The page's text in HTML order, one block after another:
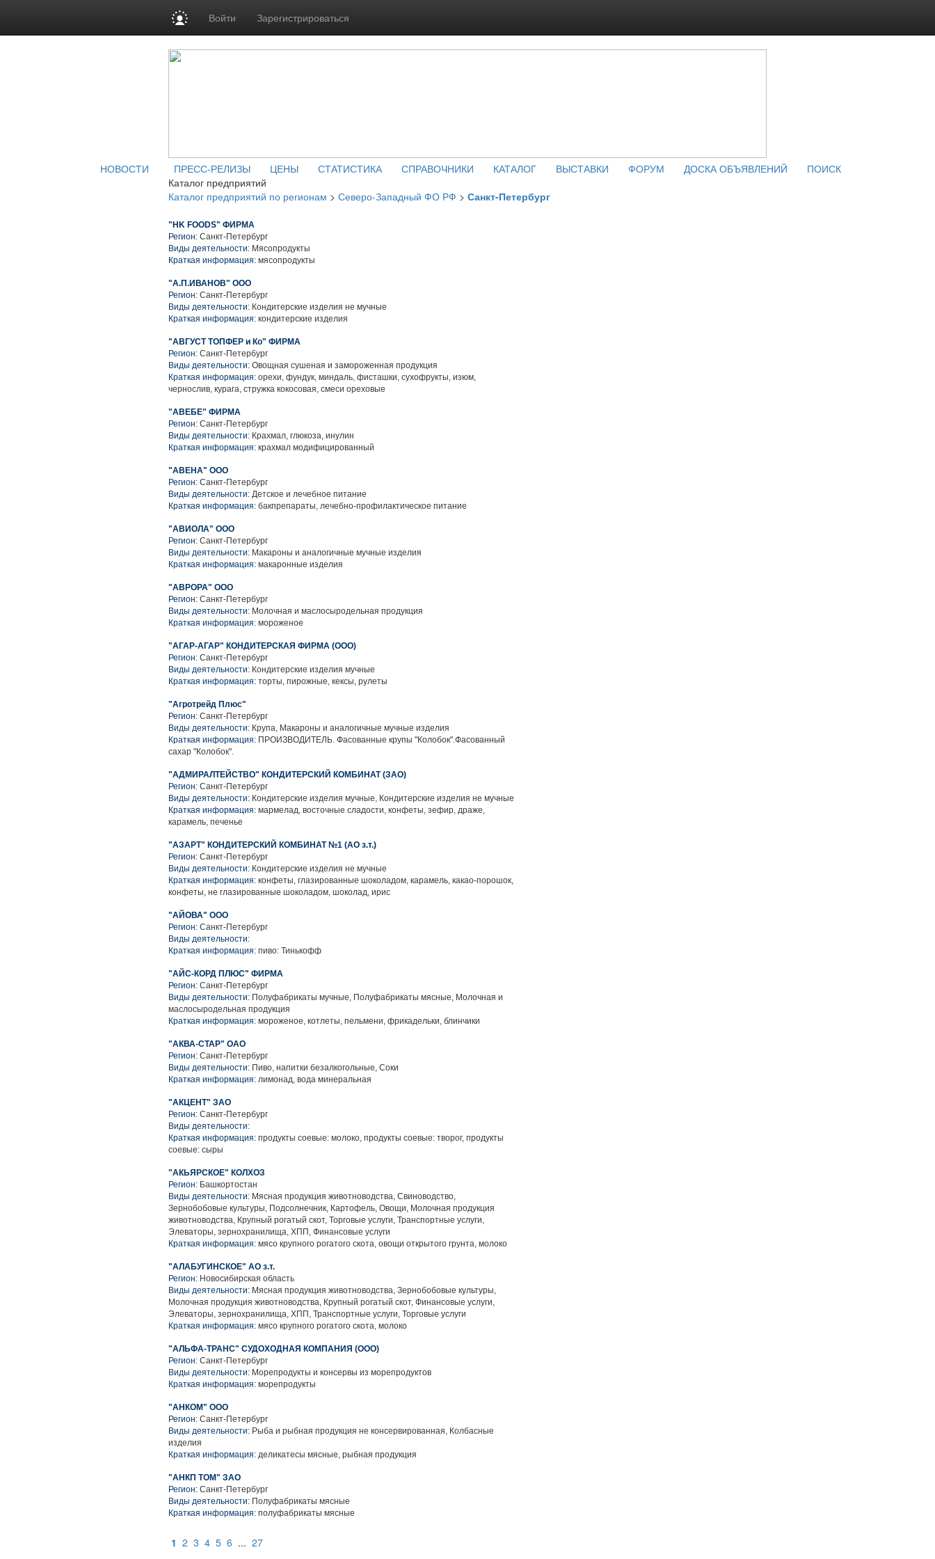
Войти Зарегистрироваться
НОВОСТИ ПРЕСС-РЕЛИЗЫ ЦЕНЫ СТАТИСТИКА СПРАВОЧНИКИ КАТАЛОГ ВЫСТАВКИ ФОРУМ ДОСКА ОБЪЯВЛЕНИЙ
ПОИСК
Каталог предприятий
Каталог предприятий по регионам > Северо-Западный ФО РФ > Санкт-Петербург
"HK FOODS" ФИРМА
Регион: Санкт-Петербург
Виды деятельности: Мясопродукты
Краткая информация: мясопродукты
"А.П.ИВАНОВ" ООО
Регион: Санкт-Петербург
Виды деятельности: Кондитерские изделия не мучные
Краткая информация: кондитерские изделия
"АВГУСТ ТОПФЕР и Ко" ФИРМА
Регион: Санкт-Петербург
Виды деятельности: Овощная сушеная и замороженная продукция
Краткая информация: орехи, фундук, миндаль, фисташки, сухофрукты, изюм,
чернослив, курага, стружка кокосовая, смеси ореховые
"АВЕБЕ" ФИРМА
Регион: Санкт-Петербург
Виды деятельности: Крахмал, глюкоза, инулин
Краткая информация: крахмал модифицированный
"АВЕНА" ООО
Регион: Санкт-Петербург
Виды деятельности: Детское и лечебное питание
Краткая информация: бакпрепараты, лечебно-профилактическое питание
"АВИОЛА" ООО
Регион: Санкт-Петербург
Виды деятельности: Макароны и аналогичные мучные изделия
Краткая информация: макаронные изделия
"АВРОРА" ООО
Регион: Санкт-Петербург
Виды деятельности: Молочная и маслосыродельная продукция
Краткая информация: мороженое
"АГАР-АГАР" КОНДИТЕРСКАЯ ФИРМА (ООО)
Регион: Санкт-Петербург
Виды деятельности: Кондитерские изделия мучные
Краткая информация: торты, пирожные, кексы, рулеты
"Агротрейд Плюс"
Регион: Санкт-Петербург
Виды деятельности: Крупа, Макароны и аналогичные мучные изделия
Краткая информация: ПРОИЗВОДИТЕЛЬ. Фасованные крупы "Колобок".Фасованный
сахар "Колобок".
"АДМИРАЛТЕЙСТВО" КОНДИТЕРСКИЙ КОМБИНАТ (ЗАО)
Регион: Санкт-Петербург
Виды деятельности: Кондитерские изделия мучные, Кондитерские изделия не мучные
Краткая информация: мармелад, восточные сладости, конфеты, зефир, драже,
карамель, печенье
"АЗАРТ" КОНДИТЕРСКИЙ КОМБИНАТ №1 (АО з.т.)
Регион: Санкт-Петербург
Виды деятельности: Кондитерские изделия не мучные
Краткая информация: конфеты, глазированные шоколадом, карамель, какао-порошок,
конфеты, не глазированные шоколадом, шоколад, ирис
"АЙОВА" ООО
Регион: Санкт-Петербург
Виды деятельности:
Краткая информация: пиво: Тинькофф
"АЙС-КОРД ПЛЮС" ФИРМА
Регион: Санкт-Петербург
Виды деятельности: Полуфабрикаты мучные, Полуфабрикаты мясные, Молочная и
маслосыродельная продукция
Краткая информация: мороженое, котлеты, пельмени, фрикадельки, блинчики
"АКВА-СТАР" ОАО
Регион: Санкт-Петербург
Виды деятельности: Пиво, напитки безалкогольные, Соки
Краткая информация: лимонад, вода минеральная
"АКЦЕНТ" ЗАО
Регион: Санкт-Петербург
Виды деятельности:
Краткая информация: продукты соевые: молоко, продукты соевые: творог, продукты
соевые: сыры
"АКЬЯРСКОЕ" КОЛХОЗ
Регион: Башкортостан
Виды деятельности: Мясная продукция животноводства, Свиноводство,
Зернобобовые культуры, Подсолнечник, Картофель, Овощи, Молочная продукция
животноводства, Крупный рогатый скот, Торговые услуги, Транспортные услуги,
Элеваторы, зернохранилища, ХПП, Финансовые услуги
Краткая информация: мясо крупного рогатого скота, овощи открытого грунта, молоко
"АЛАБУГИНСКОЕ" АО з.т.
Регион: Новосибирская область
Виды деятельности: Мясная продукция животноводства, Зернобобовые культуры,
Молочная продукция животноводства, Крупный рогатый скот, Финансовые услуги,
Элеваторы, зернохранилища, ХПП, Транспортные услуги, Торговые услуги
Краткая информация: мясо крупного рогатого скота, молоко
"АЛЬФА-ТРАНС" СУДОХОДНАЯ КОМПАНИЯ (ООО)
Регион: Санкт-Петербург
Виды деятельности: Морепродукты и консервы из морепродуктов
Краткая информация: морепродукты
"АНКОМ" ООО
Регион: Санкт-Петербург
Виды деятельности: Рыба и рыбная продукция не консервированная, Колбасные
изделия
Краткая информация: деликатесы мясные, рыбная продукция
"АНКП ТОМ" ЗАО
Регион: Санкт-Петербург
Виды деятельности: Полуфабрикаты мясные
Краткая информация: полуфабрикаты мясные
1 2 3 4 5 6 ... 27